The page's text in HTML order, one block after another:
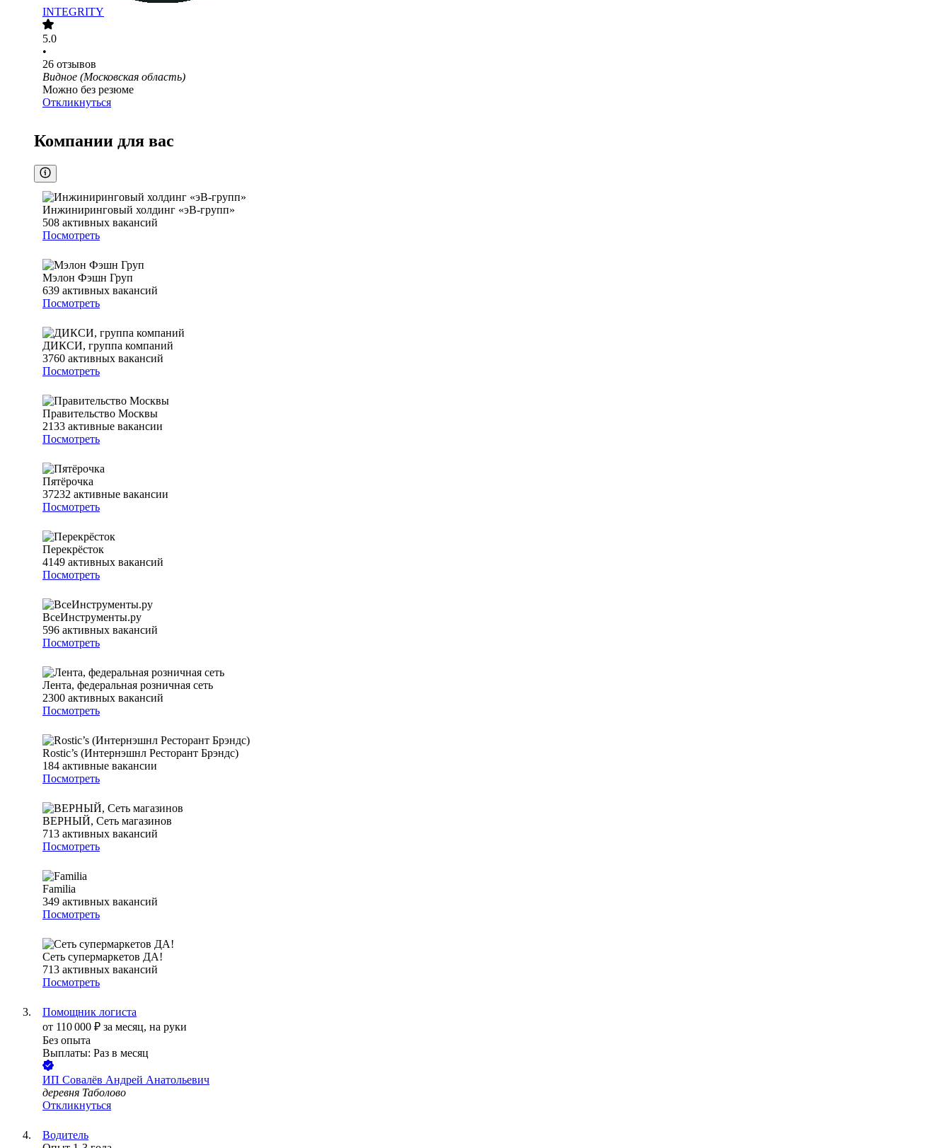
INTEGRITY
5.0
•
26 отзывов
Видное (Московская область)
Можно без резюме
Откликнуться
Компании для вас
Инжиниринговый холдинг «эВ-групп»
508 активных вакансий
Посмотреть
Мэлон Фэшн Груп
639 активных вакансий
Посмотреть
ДИКСИ, группа компаний
3760 активных вакансий
Посмотреть
Правительство Москвы
2133 активные вакансии
Посмотреть
Пятёрочка
37232 активные вакансии
Посмотреть
Перекрёсток
4149 активных вакансий
Посмотреть
ВсеИнструменты.ру
596 активных вакансий
Посмотреть
Лента, федеральная розничная сеть
2300 активных вакансий
Посмотреть
Rostic’s (Интернэшнл Ресторант Брэндс)
184 активные вакансии
Посмотреть
ВЕРНЫЙ, Сеть магазинов
713 активных вакансий
Посмотреть
Familia
349 активных вакансий
Посмотреть
Сеть супермаркетов ДА!
713 активных вакансий
Посмотреть
Помощник логиста
от 110 000 ₽ за месяц, на руки
Без опыта
Выплаты: Раз в месяц
ИП Совалёв Андрей Анатольевич
деревня Таболово
Откликнуться
Водитель